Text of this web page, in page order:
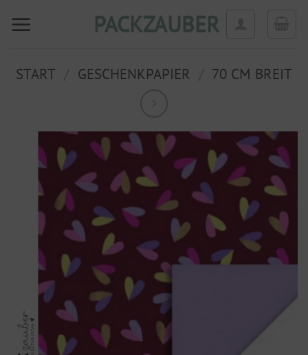
Inhalt
PACKZAUBER
START GESCHENKPAPIER 70 CM BREIT